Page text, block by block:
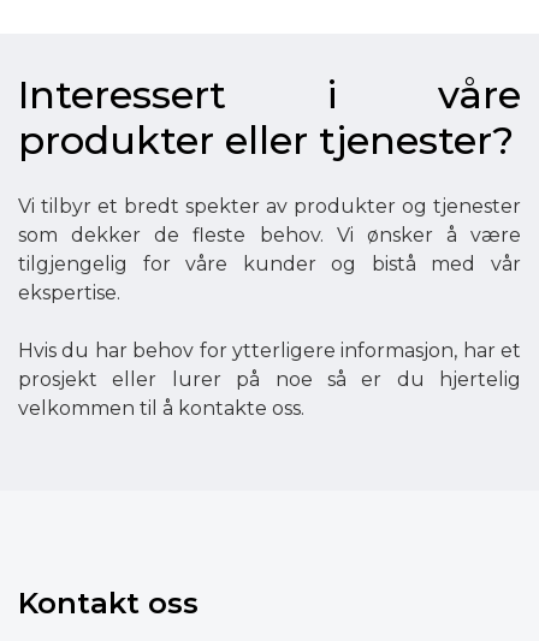
Interessert i våre
produkter eller tjenester?
Vi tilbyr et bredt spekter av produkter og tjenester
som dekker de fleste behov. Vi ønsker å være
tilgjengelig for våre kunder og bistå med vår
ekspertise.
Hvis du har behov for ytterligere informasjon, har et
prosjekt eller lurer på noe så er du hjertelig
velkommen til å kontakte oss.
Kontakt oss